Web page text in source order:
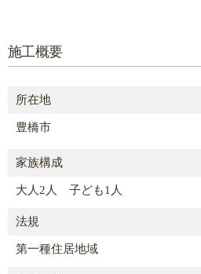
施工概要
所在地
豊橋市
家族構成
大人2人 子ども1人
法規
第一種住居地域